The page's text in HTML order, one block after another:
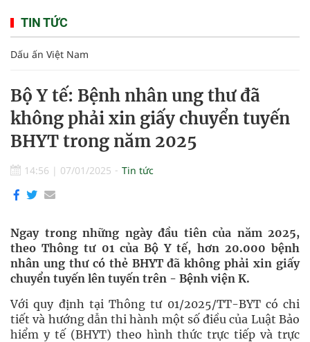
TIN TỨC
Dấu ấn Việt Nam
Bộ Y tế: Bệnh nhân ung thư đã
không phải xin giấy chuyển tuyến
BHYT trong năm 2025
14:56 | 07/01/2025 Tin tức
Ngay trong những ngày đầu tiên của năm 2025,
theo Thông tư 01 của Bộ Y tế, hơn 20.000 bệnh
nhân ung thư có thẻ BHYT đã không phải xin giấy
chuyển tuyến lên tuyến trên - Bệnh viện K.
Với quy định tại Thông tư 01/2025/TT-BYT có chi
tiết và hướng dẫn thi hành một số điều của Luật Bảo
hiểm y tế (BHYT) theo hình thức trực tiếp và trực